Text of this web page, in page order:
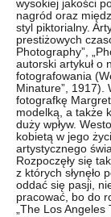
wysokiej jakości
nagród oraz
styl piktorialny.
prestiżowych
Photography”,
autorski artykuł o
fotografowania
Minature”, 1917).
fotografkę
modelką, a także
duży wpływ.
kobietą w jego
artystycznego
Rozpoczęły się
z których słynęło
oddać się pasji,
pracować, bo do
„The Los Angeles